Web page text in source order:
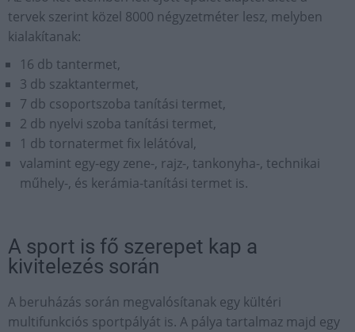
tervek szerint közel 8000 négyzetméter lesz, melyben
kialakítanak:
16 db tantermet,
3 db szaktantermet,
7 db csoportszoba tanítási termet,
2 db nyelvi szoba tanítási termet,
1 db tornatermet fix lelátóval,
valamint egy-egy zene-, rajz-, tankonyha-, technikai
műhely-, és kerámia-tanítási termet is.
A sport is fő szerepet kap a
kivitelezés során
A beruházás során megvalósítanak egy kültéri
multifunkciós sportpályát is. A pálya tartalmaz majd egy